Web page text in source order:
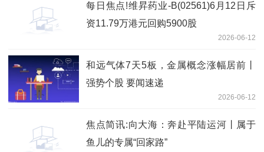
每日焦点!维昇药业-B(02561)6月12日斥
资11.79万港元回购5900股
2026-06-12
和远气体7天5板，金属概念涨幅居前丨
强势个股 要闻速递
2026-06-12
焦点简讯:向大海：奔赴平陆运河丨属于
鱼儿的专属“回家路”